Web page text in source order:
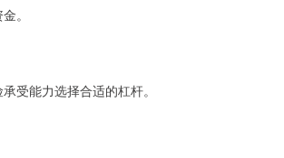
。
受能力选择合适的杠杆。